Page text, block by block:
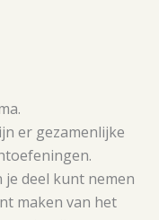
er gezamenlijke
deel kunt nemen
maken van het